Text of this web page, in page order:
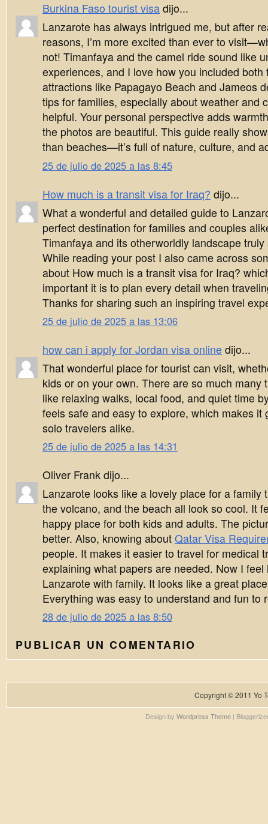
Burkina Faso tourist visa dijo...
Lanzarote has always intrigued me, but after
reasons, I’m more excited than ever to
not! Timanfaya and the camel ride sound like
experiences, and I love how you included both
attractions like Papagayo Beach and Jameos
tips for families, especially about weather and
helpful. Your personal perspective adds
the photos are beautiful. This guide really
than beaches—it’s full of nature, culture, and
25 de julio de 2025 a las 8:45
How much is a transit visa for Iraq? dijo...
What a wonderful and detailed guide to
perfect destination for families and couples
Timanfaya and its otherworldly landscape
While reading your post I also came across
about How much is a transit visa for Iraq?
important it is to plan every detail when
Thanks for sharing such an inspiring travel
25 de julio de 2025 a las 13:06
how can i apply for Jordan visa online dijo...
That wonderful place for tourist can visit,
kids or on your own. There are so much many
like relaxing walks, local food, and quiet time
feels safe and easy to explore, which makes it
solo travelers alike.
25 de julio de 2025 a las 14:31
Oliver Frank dijo...
Lanzarote looks like a lovely place for a family
the volcano, and the beach all look so cool. It
happy place for both kids and adults. The
better. Also, knowing about Qatar Visa
people. It makes it easier to travel for medical
explaining what papers are needed. Now I feel
Lanzarote with family. It looks like a great
Everything was easy to understand and fun to
28 de julio de 2025 a las 8:50
PUBLICAR UN COMENTARIO
Copyright © 2011 Yo
Design by Wordpress Theme|